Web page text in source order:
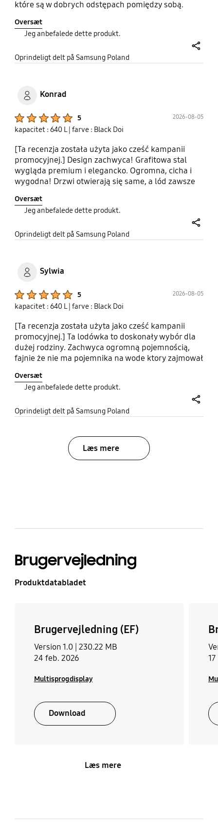
które są w dobrych odstępach pomiędzy sobą.
pojemnik na lód. Oszczędna i CICHA praca
Oversæt
Jeg anbefalede dette produkt.
Oprindeligt delt på Samsung Poland
Konrad
5 2026-08-05
kapacitet : 640 L| farve : Black Doi
[Ta recenzja została użyta jako cześć kampanii
promocyjnej.] Design zachwyca! Grafitowa stal
wygląda premium i elegancko. Ogromna, cicha i
wygodna! Drzwi otwierają się same, a lód zawsze
aplikacja pilnuje zużycia. Rewelacyjny wybór do
dużej kuchni.
Oversæt
Jeg anbefalede dette produkt.
Oprindeligt delt på Samsung Poland
Sylwia
5 2026-08-05
kapacitet : 640 L| farve : Black Doi
[Ta recenzja została użyta jako cześć kampanii
promocyjnej.] Ta lodówka to doskonały wybór dla
dużej rodziny. Zachwyca ogromną pojemnością,
fajnie że nie ma pojemnika na wode ktory zajmował
dziwo bardzo łatwy w utrzymaniu czystości, choć
ciemny. System No Frost działa bez zarzutu, a
wszystkim! Auto otwieranie drzwi super sie
#OpiniaZaCashbackwPromocji
#PromocjaSamsungUrzadzeniaAGD
Oversæt
Jeg anbefalede dette produkt.
Oprindeligt delt på Samsung Poland
Læs mere
Brugervejledning
Produktdatabladet
Brugervejledning (EF)
Version 1.0 | 230.22 MB
24 feb. 2026
Multisprogdisplay
Download
Læs mere